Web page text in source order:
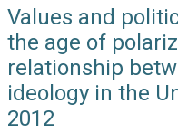
Values and
the age of
relationship
ideology in the
2012